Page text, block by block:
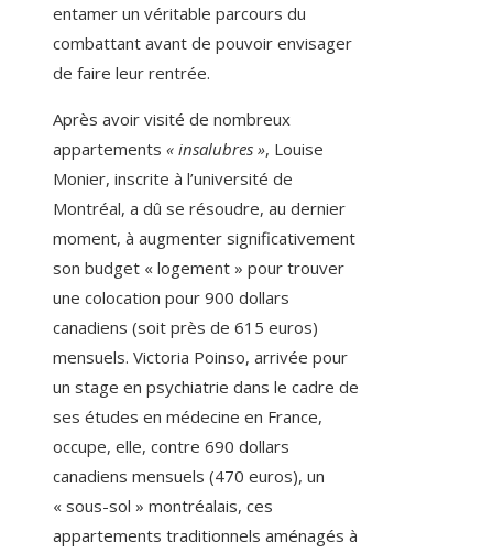
entamer un véritable parcours du
combattant avant de pouvoir envisager
de faire leur rentrée.
Après avoir visité de nombreux
appartements « insalubres », Louise
Monier, inscrite à l’université de
Montréal, a dû se résoudre, au dernier
moment, à augmenter significativement
son budget « logement » pour trouver
une colocation pour 900 dollars
canadiens (soit près de 615 euros)
mensuels. Victoria Poinso, arrivée pour
un stage en psychiatrie dans le cadre de
ses études en médecine en France,
occupe, elle, contre 690 dollars
canadiens mensuels (470 euros), un
« sous-sol » montréalais, ces
appartements traditionnels aménagés à